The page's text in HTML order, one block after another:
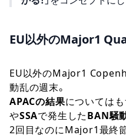
EU以外のMajor1
EU以外のMajor1
動乱の週末。
APACの結果についてはも
やSSAで発生した BAN騒
2回目なのにMajor1最終